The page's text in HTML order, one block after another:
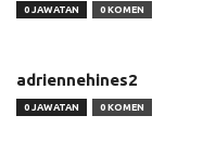
0 JAWATAN 0 KOMEN
adriennehines2
0 JAWATAN 0 KOMEN